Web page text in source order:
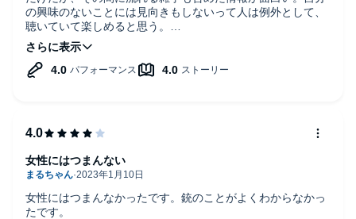
の興味のないことには見向きもしないって人は例外として、
聴いていて楽しめると思う。
半島のバッシングは痛快ww
女性にはつまんなかったです。銃のことがよくわからなかっ
たです。
女性にはつまんない